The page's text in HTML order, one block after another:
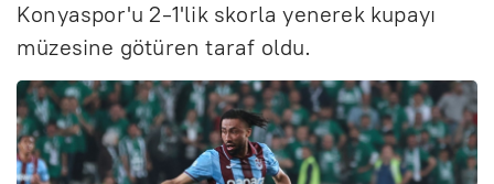
Konyaspor'u 2-1'lik skorla yenerek kupayı
müzesine götüren taraf oldu.